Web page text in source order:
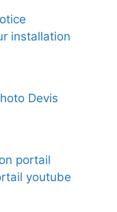
installation
Devis
portail
youtube